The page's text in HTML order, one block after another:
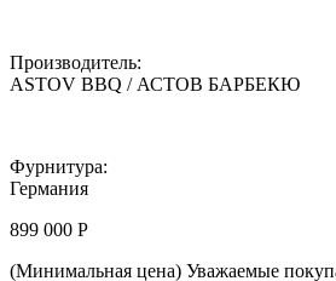
Производитель:
ASTOV BBQ / АСТОВ БАРБЕКЮ
Фурнитура:
Германия
899 000 Р
(Минимальная цена) Уважаемые